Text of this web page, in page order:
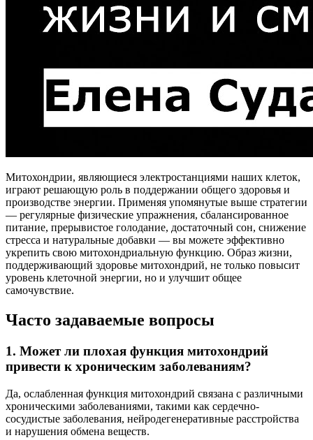
Митохондрии, являющиеся электростанциями наших клеток,
играют решающую роль в поддержании общего здоровья и
производстве энергии. Применяя упомянутые выше стратегии
— регулярные физические упражнения, сбалансированное
питание, прерывистое голодание, достаточный сон, снижение
стресса и натуральные добавки — вы можете эффективно
укрепить свою митохондриальную функцию. Образ жизни,
поддерживающий здоровье митохондрий, не только повысит
уровень клеточной энергии, но и улучшит общее
самочувствие.
Часто задаваемые вопросы
1. Может ли плохая функция митохондрий
привести к хроническим заболеваниям?
Да, ослабленная функция митохондрий связана с различными
хроническими заболеваниями, такими как сердечно-
сосудистые заболевания, нейродегенеративные расстройства
и нарушения обмена веществ.